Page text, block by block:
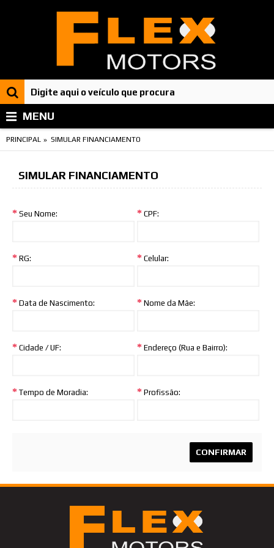
MENU
PRINCIPAL SIMULAR FINANCIAMENTO
SIMULAR FINANCIAMENTO
Seu Nome: CPF:
RG: Celular:
Data de Nascimento: Nome da Mãe:
Cidade / UF: Endereço (Rua e Bairro):
Tempo de Moradia: Profissão: